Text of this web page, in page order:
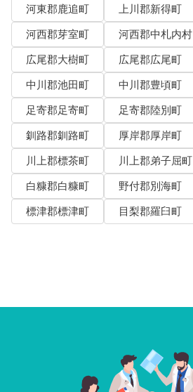
河東郡鹿追町
上川郡新得町
河西郡芽室町
河西郡中札内村
広尾郡大樹町
広尾郡広尾町
中川郡池田町
中川郡豊頃町
足寄郡足寄町
足寄郡陸別町
釧路郡釧路町
厚岸郡厚岸町
川上郡標茶町
川上郡弟子屈町
白糠郡白糠町
野付郡別海町
標津郡標津町
目梨郡羅臼町